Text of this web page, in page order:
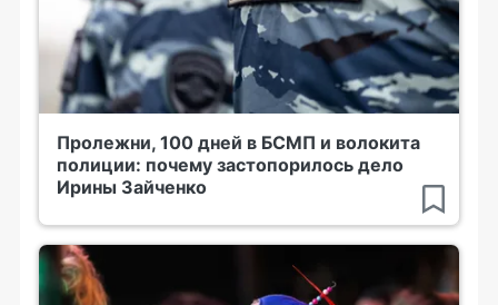
Пролежни, 100 дней в БСМП и волокита
полиции: почему застопорилось дело
Ирины Зайченко